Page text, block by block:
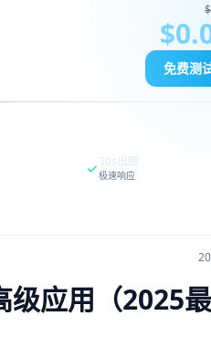
免费测
30s出图
极速响应
应用（2025